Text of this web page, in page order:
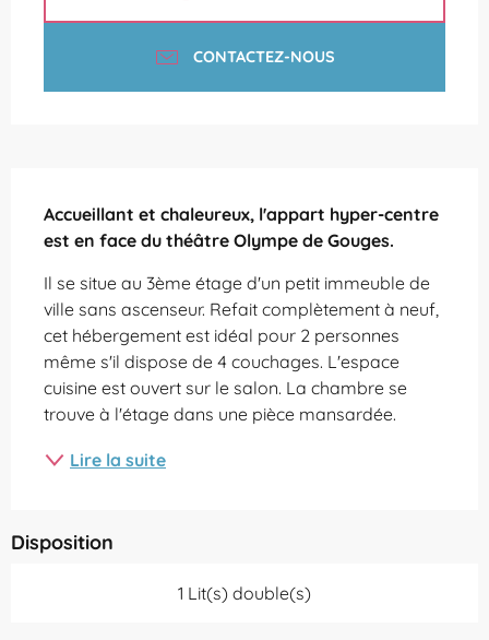
CONTACTEZ-NOUS
Accueillant et chaleureux, l'appart hyper-centre
est en face du théâtre Olympe de Gouges.
Il se situe au 3ème étage d'un petit immeuble de
ville sans ascenseur. Refait complètement à neuf,
cet hébergement est idéal pour 2 personnes
même s'il dispose de 4 couchages. L'espace
cuisine est ouvert sur le salon. La chambre se
trouve à l'étage dans une pièce mansardée.
Lire la suite
Disposition
1 Lit(s) double(s)